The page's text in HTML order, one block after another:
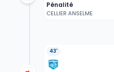
Pénalité
CELLIER ANSELME
43'